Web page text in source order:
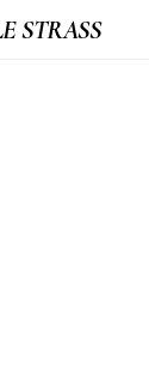
STRASS